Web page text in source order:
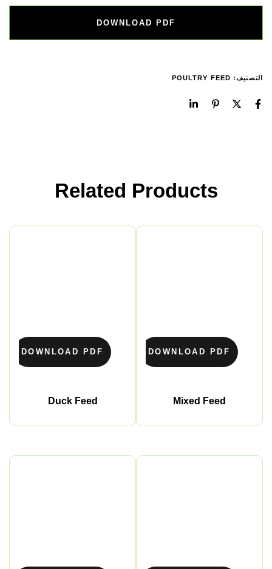
DOWNLOAD PDF
التصنيف: POULTRY FEED
Related Products
DOWNLOAD PDF
Mixed Feed
DOWNLOAD PDF
Duck Feed